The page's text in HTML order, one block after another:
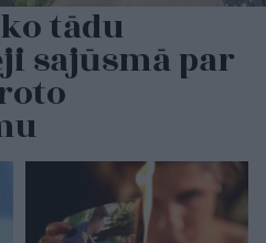
tādu
sajūsmā par